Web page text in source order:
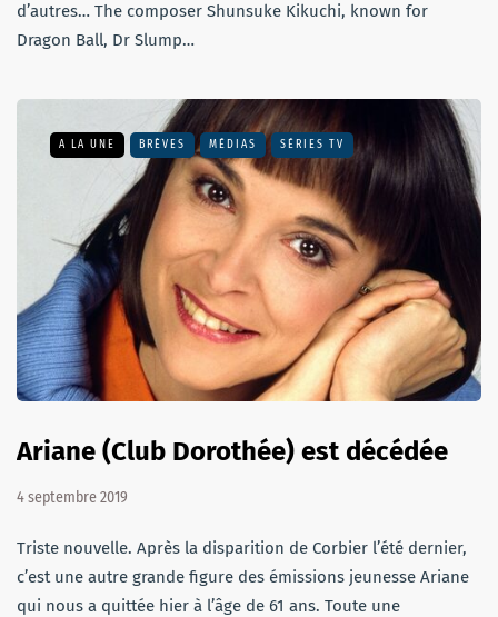
d’autres… The composer Shunsuke Kikuchi, known for
Dragon Ball, Dr Slump…
A LA UNE BRÈVES MÉDIAS SÉRIES TV
Ariane (Club Dorothée) est décédée
4 septembre 2019
Triste nouvelle. Après la disparition de Corbier l’été dernier,
c’est une autre grande figure des émissions jeunesse Ariane
qui nous a quittée hier à l’âge de 61 ans. Toute une